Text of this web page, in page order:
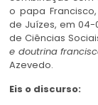
o papa
de Juízes, em 04-
de Ciências
e doutrina
Azevedo.
Eis o discurso: